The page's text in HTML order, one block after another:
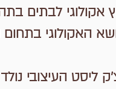
אקולוגי לבתים
האקולוגי בתחום
ליסט העיצובי